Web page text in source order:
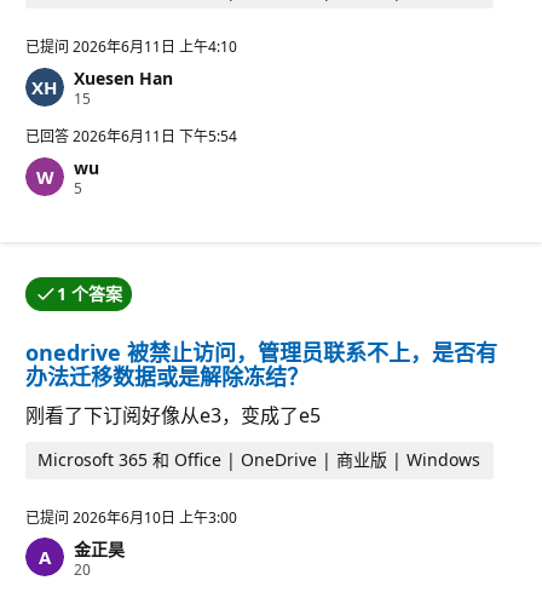
已提问 2026年6月11日 上午4:10
Xuesen Han
15
分
已回答2026年6月11日 下午5:54
wu
5
1 个答案
提问者接受了其中一个答案。
onedrive 被禁止访问，管理员联系不上，是否有
办法迁移数据或是解除冻结？
刚看了下订阅好像从e3，变成了e5
Microsoft 365 和 Office | OneDrive | 商业版 | Windows
已提问 2026年6月10日 上午3:00
金正昊
20信